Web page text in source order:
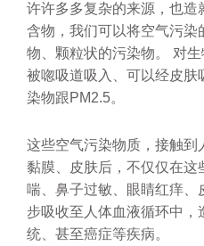
许许多多复杂的来源，也造
含物，我们可以将空气污染
物、颗粒状的污染物。 对
被唿吸道吸入、可以经皮
染物跟PM2.5。
这些空气污染物质，接触
黏膜、皮肤后，不仅仅在
喘、鼻子过敏、眼睛红痒
步吸收至人体血液循环中，
统、甚至癌症等疾病。